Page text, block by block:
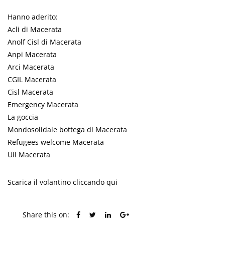
Hanno aderito:
Acli di Macerata
Anolf Cisl di Macerata
Anpi Macerata
Arci Macerata
CGIL Macerata
Cisl Macerata
Emergency Macerata
La goccia
Mondosolidale bottega di Macerata
Refugees welcome Macerata
Uil Macerata
Scarica il volantino cliccando qui
Share this on: